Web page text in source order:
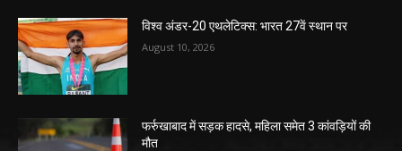
विश्व अंडर-20 एथलेटिक्स: भारत 27वें स्थान पर
August 10, 2026
फर्रुखाबाद में सड़क हादसे, महिला समेत 3 कांवड़ियों की
मौत